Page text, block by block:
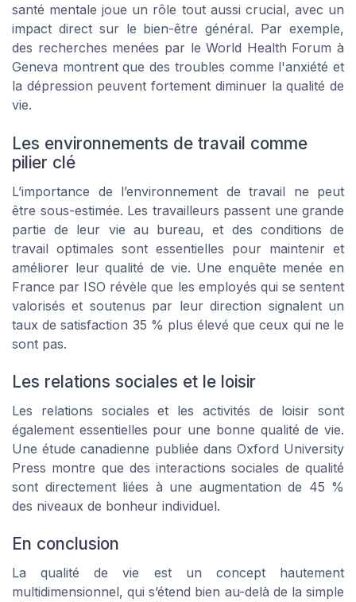
santé mentale joue un rôle tout aussi crucial, avec un
impact direct sur le bien-être général. Par exemple,
des recherches menées par leWorld Health Forum à
Geneva montrent que des troubles comme l'anxiété et
la dépression peuvent fortement diminuer la qualité de
vie.
Les environnements de travail comme
pilier clé
L’importance de l’environnement de travail ne peut
être sous-estimée. Les travailleurs passent une grande
partie de leur vie au bureau, et des conditions de
travail optimales sont essentielles pour maintenir et
améliorer leur qualité de vie. Une enquête menée en
France par ISO révèle que les employés qui se sentent
valorisés et soutenus par leur direction signalent un
taux de satisfaction 35 % plus élevé que ceux qui ne le
sont pas.
Les relations sociales et le loisir
Les relations sociales et les activités de loisir sont
également essentielles pour une bonne qualité de vie.
Une étude canadienne publiée dans Oxford University
Press montre que des interactions sociales de qualité
sont directement liées à une augmentation de 45 %
des niveaux de bonheur individuel.
En conclusion
La qualité de vie est un concept hautement
multidimensionnel, qui s’étend bien au-delà de la simple